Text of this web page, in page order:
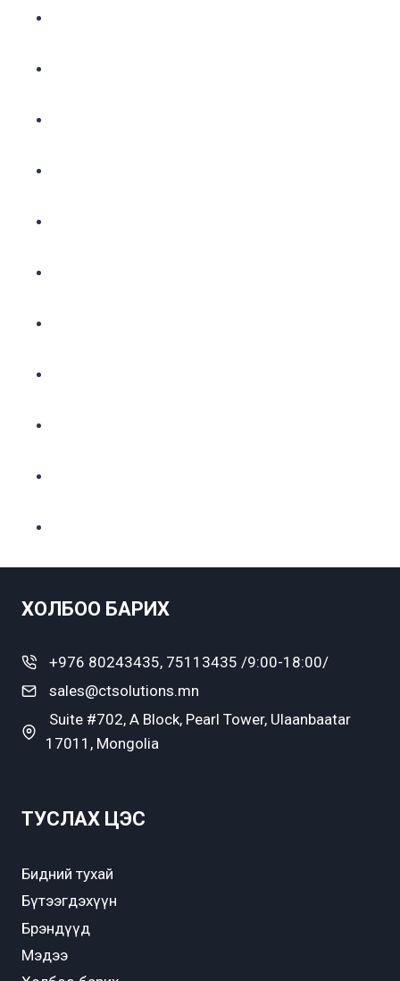
ХОЛБОО БАРИХ
+976 80243435, 75113435 /9:00-18:00/
sales@ctsolutions.mn
Suite #702, A Block, Pearl Tower, Ulaanbaatar
17011, Mongolia
ТУСЛАХ ЦЭС
Бидний тухай
Бүтээгдэхүүн
Брэндүүд
Мэдээ